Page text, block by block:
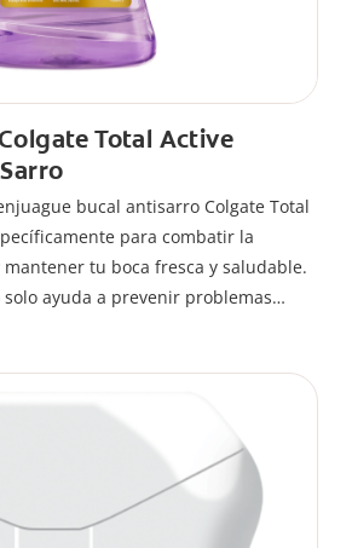
Total Active
bucal antisarro Colgate Total
para combatir la
tu boca fresca y saludable.
ayuda a prevenir problemas